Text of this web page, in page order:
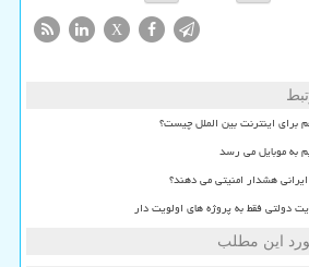
X
به موبایل می رسد
هشدار امنیتی می دهند؟
دولتی فقط به پروژه های اولویت دار
این مطلب